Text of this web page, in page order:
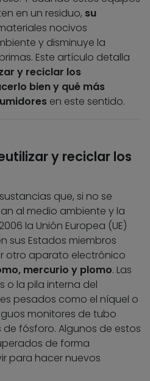
en un residuo, su
nocivos
y disminuye la
Este artículo detalla
y reciclar los
bien y qué más
en este sentido.
y reciclar los
que, si no se
al medio ambiente y la
la Unión Europea (UE)
sus Estados miembros
otro aparato electrónico
mercurio y plomo. Las
o la pila interna del
pesados como el níquel o
monitores de tubo
fósforo. Algunos de estos
de forma
para hacer nuevos